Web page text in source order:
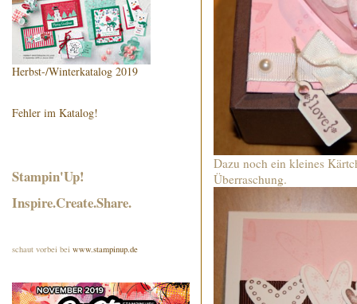
Herbst-/Winterkatalog 2019
Fehler im Katalog!
Stampin'Up!
Inspire.Create.Share.
schaut vorbei bei www.stampinup.de
Dazu noch ein kleines
Überraschung.